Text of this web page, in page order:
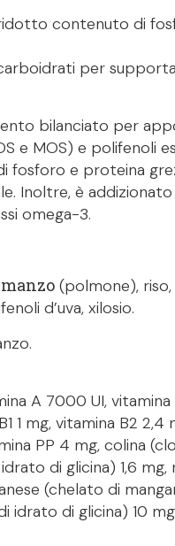
contenuto di
per
bilanciato per
e MOS) e polifenoli
fosforo e proteina
Inoltre, è
omega-3.
manzo (polmone), riso,
d’uva, xilosio.
A 7000 UI,
1 mg, vitamina B2 2,4
PP 4 mg, colina
di glicina) 1,6
(chelato di
idrato di glicina) 10